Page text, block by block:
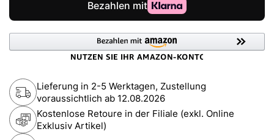
Lieferung in 2-5 Werktagen, Zustellung
voraussichtlich ab 12.08.2026
Kostenlose Retoure in der Filiale (exkl. Online
Exklusiv Artikel)